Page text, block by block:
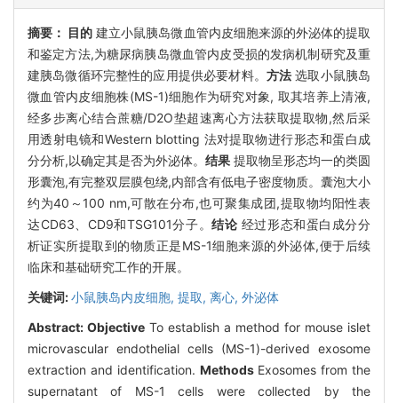
摘要： 目的 建立小鼠胰岛微血管内皮细胞来源的外泌体的提取
和鉴定方法,为糖尿病胰岛微血管内皮受损的发病机制研究及重
建胰岛微循环完整性的应用提供必要材料。 方法 选取小鼠胰岛
微血管内皮细胞株(MS-1)细胞作为研究对象, 取其培养上清液,
经多步离心结合蔗糖/D2O垫超速离心方法获取提取物,然后采
用透射电镜和Western blotting 法对提取物进行形态和蛋白成
分分析,以确定其是否为外泌体。 结果 提取物呈形态均一的类圆
形囊泡,有完整双层膜包绕,内部含有低电子密度物质。囊泡大小
约为40～100 nm,可散在分布,也可聚集成团,提取物均阳性表
达CD63、CD9和TSG101分子。结论 经过形态和蛋白成分分
析证实所提取到的物质正是MS-1细胞来源的外泌体,便于后续
临床和基础研究工作的开展。
关键词:小鼠胰岛内皮细胞, 提取, 离心, 外泌体
Abstract: Objective To establish a method for mouse islet
microvascular endothelial cells (MS-1)-derived exosome
extraction and identification. MethodsExosomes from the
supernatant of MS-1 cells were collected by the